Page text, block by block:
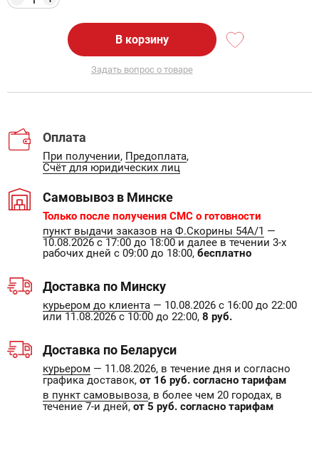
В корзину
Задать вопрос о товаре
Оплата
При получении, Предоплата,
Счёт для юридических лиц
Самовывоз в Минске
Только после получения СМС о готовности
пункт выдачи заказов на Ф.Скорины 54А/1 —
10.08.2026 с 17:00 до 18:00 и далее в течении 3-х
рабочих дней с 09:00 до 18:00, бесплатно
Доставка по Минску
курьером до клиента — 10.08.2026 с 16:00 до 22:00
или 11.08.2026 с 10:00 до 22:00, 8 руб.
Доставка по Беларуси
курьером — 11.08.2026, в течение дня и согласно
графика доставок, от 16 руб. согласно тарифам
в пункт самовывоза, в более чем 20 городах, в
течение 7-и дней, от 5 руб. согласно тарифам